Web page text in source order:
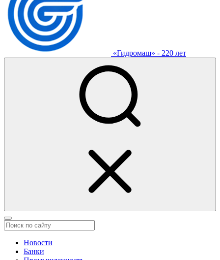
«Гидромаш» - 220 лет
Новости
Банки